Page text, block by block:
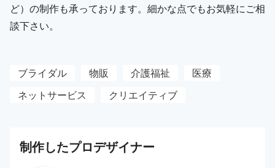
ど）の制作も承っております。細かな点でもお気軽にご相
談下さい。
ブライダル 物販 介護福祉
医療
ネットサービス
クリエイティブ
制作したプロデザイナー